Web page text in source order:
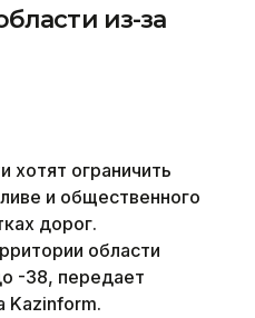
из-за
хотят ограничить
и общественного
дорог.
области
-38, передает
Kazinform.